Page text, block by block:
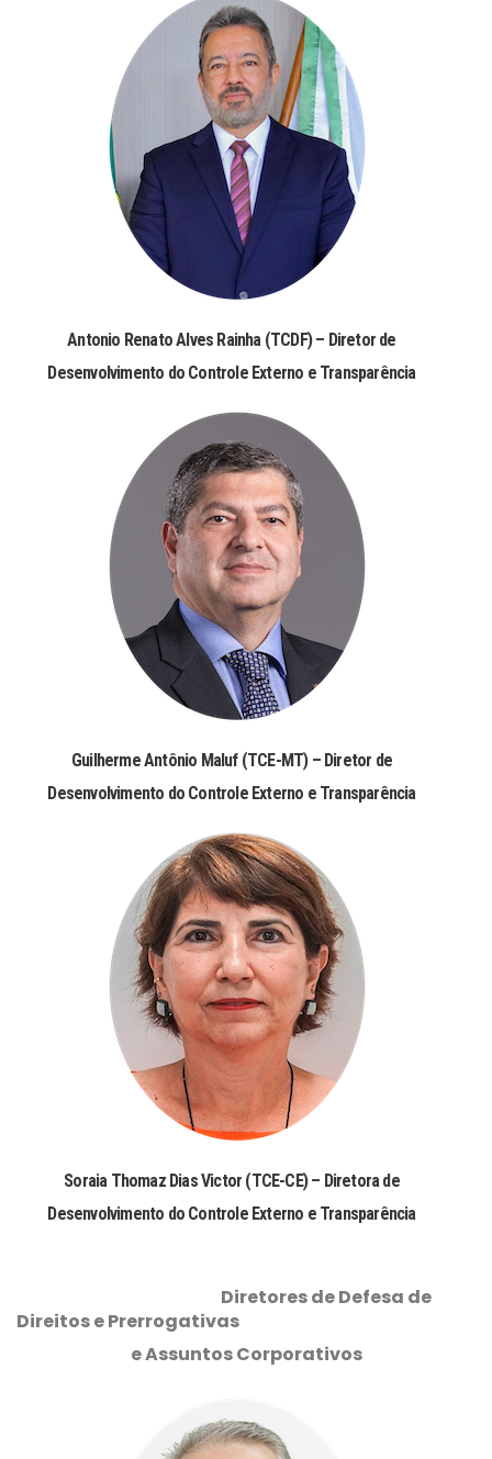
Antonio Renato Alves Rainha (TCDF) – Diretor de
Desenvolvimento do Controle Externo e Transparência
Guilherme Antônio Maluf (TCE-MT) – Diretor de
Desenvolvimento do Controle Externo e Transparência
Soraia Thomaz Dias Victor (TCE-CE) – Diretora de
Desenvolvimento do Controle Externo e Transparência
Diretores de Defesa de
Direitos e Prerrogativas
e Assuntos Corporativos